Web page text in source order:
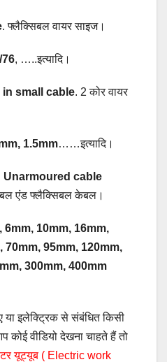
. फ्लैक्सिबल वायर साइज।
76, …..इत्यादि।
in small cable. 2 कोर वायर
1.5mm……इत्यादि।
cable
एंड फ्लैक्सिबल केबल।
6mm, 10mm, 16mm,
70mm, 95mm, 120mm,
300mm, 400mm
इलेक्ट्रिक से संबंधित किसी
कोई वीडियो देखना चाहते हैं तो
यूट्यूब ( Electric work